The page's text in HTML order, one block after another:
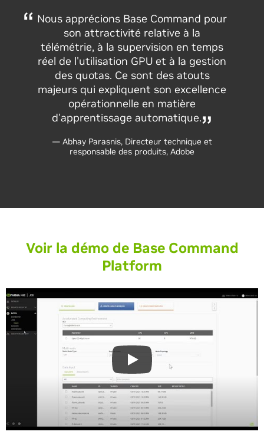
Nous apprécions Base Command pour
son attractivité relative à la
télémétrie, à la supervision en temps
réel de l'utilisation GPU et à la gestion
des quotas. Ce sont des atouts
majeurs qui expliquent son excellence
opérationnelle en matière
d'apprentissage automatique.
— Abhay Parasnis, Directeur technique et
responsable des produits, Adobe
Voir la démo de Base Command
Platform